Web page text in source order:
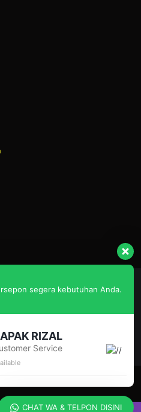
| Created By: BEDENG
YouTubeInstagram
segera kebutuhan Anda.
RIZAL
Service
CHAT WA & TELPON DISINI